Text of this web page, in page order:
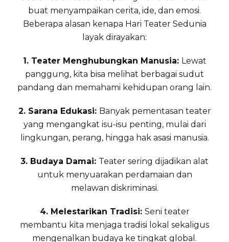
buat menyampaikan cerita, ide, dan emosi.
Beberapa alasan kenapa Hari Teater Sedunia
layak dirayakan:
1. Teater Menghubungkan Manusia: Lewat
panggung, kita bisa melihat berbagai sudut
pandang dan memahami kehidupan orang lain.
2. Sarana Edukasi: Banyak pementasan teater
yang mengangkat isu-isu penting, mulai dari
lingkungan, perang, hingga hak asasi manusia.
3. Budaya Damai: Teater sering dijadikan alat
untuk menyuarakan perdamaian dan
melawan diskriminasi.
4. Melestarikan Tradisi: Seni teater
membantu kita menjaga tradisi lokal sekaligus
mengenalkan budaya ke tingkat global.